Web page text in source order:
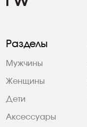
Разделы
Мужчины
Женщины
Дети
Аксессуары